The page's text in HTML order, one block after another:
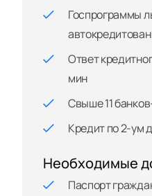
Госпрограммы
Ответ
мин
Свыше 11
Кредит по 2-ум
Необходимые
Паспорт